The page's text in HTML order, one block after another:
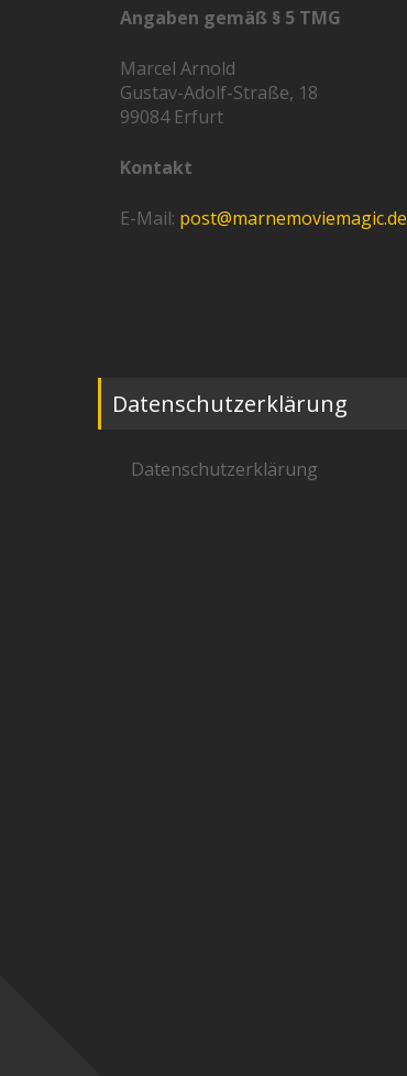
Angaben gemäß § 5 TMG
Marcel Arnold
Gustav-Adolf-Straße, 18
99084 Erfurt
Kontakt
E-Mail: post@marnemoviemagic.de
Datenschutzerklärung
Datenschutzerklärung